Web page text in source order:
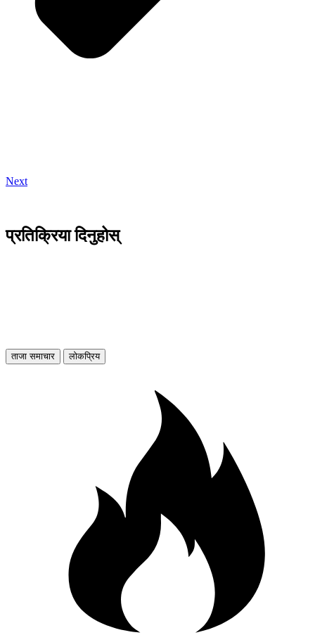
Next
प्रतिक्रिया दिनुहोस्
ताजा समाचार लोकप्रिय